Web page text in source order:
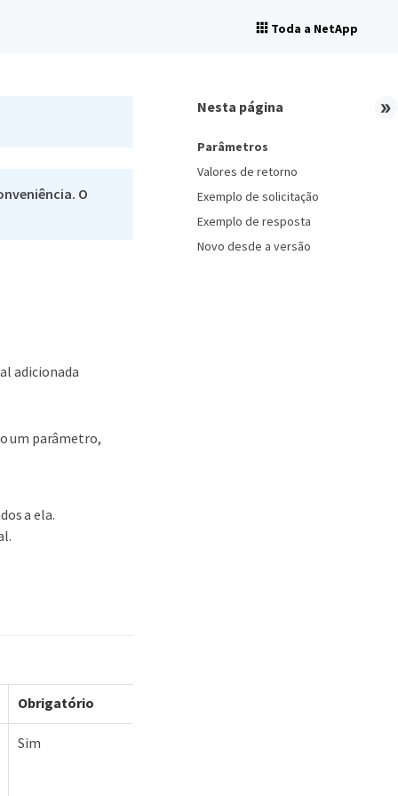
Toda a NetApp
O
adicionada
um parâmetro,
a ela.
Obrigatório
Sim
Nesta página
Parâmetros
Valores de retorno
Exemplo de solicitação
Exemplo de resposta
Novo desde a versão